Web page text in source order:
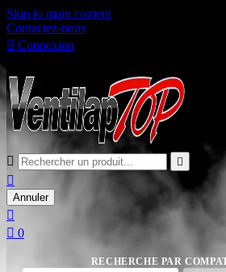
Skip to main content
Contactez-nous
 Connexion
 

Annuler

 0
RECHERCHE PAR